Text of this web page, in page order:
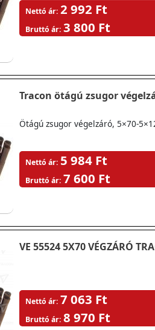
Nettó ár: 2 992 Ft
Bruttó ár: 3 800 Ft
Tracon ötágú zsugor
Ötágú zsugor végelzáró, 5×70-
Nettó ár: 5 984 Ft
Bruttó ár: 7 600 Ft
VE 55524 5X70 VÉGZÁRÓ
Nettó ár: 7 063 Ft
Bruttó ár: 8 970 Ft